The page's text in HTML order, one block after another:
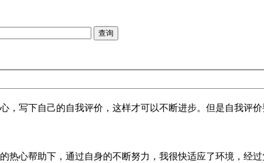
下自己的自我评价，这样才可以不断进步。但是自我评价
帮助下，通过自身的不断努力，我很快适应了环境，经过